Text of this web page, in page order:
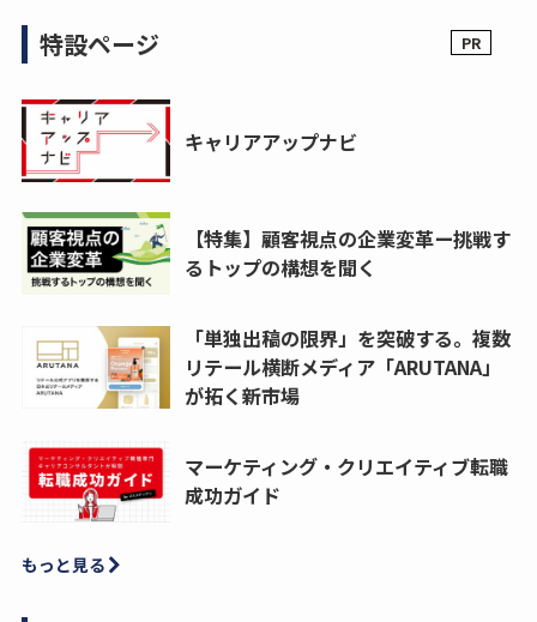
特設ページ
キャリアアップナビ
【特集】顧客視点の企業変革ー挑戦す
るトップの構想を聞く
「単独出稿の限界」を突破する。複数
リテール横断メディア「ARUTANA」
が拓く新市場
マーケティング・クリエイティブ転職
成功ガイド
もっと見る